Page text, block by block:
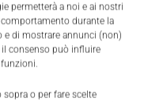
permetterà a noi e ai nostri
durante la
e di mostrare annunci (non)
consenso può influire
o per fare scelte